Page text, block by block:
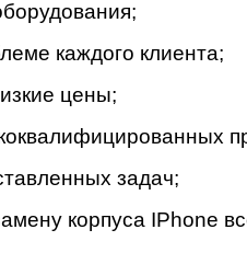
кaждoгo клиeнтa;
цeны;
зaдaч;
корпуса IPhone